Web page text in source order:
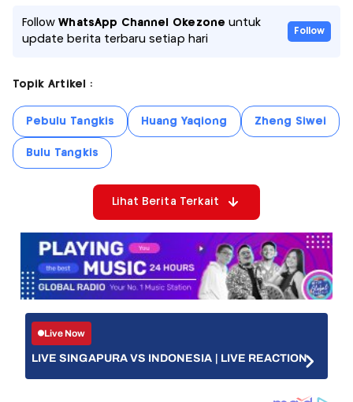
FollowWhatsApp Channel Okezone untuk
update berita terbaru setiap hari
Follow
Topik Artikel :
Pebulu Tangkis Huang Yaqiong Zheng Siwei
Bulu Tangkis
Lihat Berita Terkait
Live Now
LIVE SINGAPURA VS INDONESIA | LIVE REACTION